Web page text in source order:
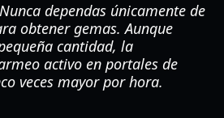
Nunca dependas únicamente de
obtener gemas. Aunque
cantidad, la
activo en portales de
veces mayor por hora.